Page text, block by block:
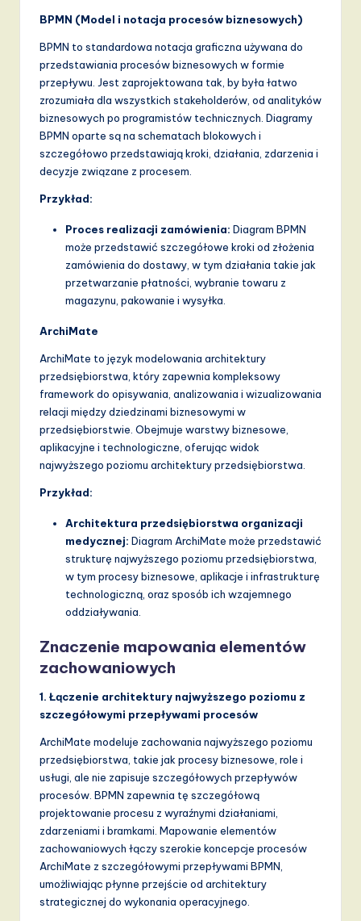
o
w
D
it
ti
o
BPMN (Model i notacja procesów biznesowych)
BPMN to standardowa notacja graficzna używana do
przedstawiania procesów biznesowych w formie
przepływu. Jest zaprojektowana tak, by była łatwo
zrozumiała dla wszystkich stakeholderów, od analityków
biznesowych po programistów technicznych. Diagramy
BPMN oparte są na schematach blokowych i
szczegółowo przedstawiają kroki, działania, zdarzenia i
decyzje związane z procesem.
Przykład:
Proces realizacji zamówienia: Diagram BPMN
może przedstawić szczegółowe kroki od złożenia
zamówienia do dostawy, w tym działania takie jak
przetwarzanie płatności, wybranie towaru z
magazynu, pakowanie i wysyłka.
ArchiMate
ArchiMate to język modelowania architektury
przedsiębiorstwa, który zapewnia kompleksowy
framework do opisywania, analizowania i wizualizowania
relacji między dziedzinami biznesowymi w
przedsiębiorstwie. Obejmuje warstwy biznesowe,
aplikacyjne i technologiczne, oferując widok
najwyższego poziomu architektury przedsiębiorstwa.
Przykład:
Architektura przedsiębiorstwa organizacji
medycznej: Diagram ArchiMate może przedstawić
strukturę najwyższego poziomu przedsiębiorstwa,
w tym procesy biznesowe, aplikacje i infrastrukturę
technologiczną, oraz sposób ich wzajemnego
oddziaływania.
Znaczenie mapowania elementów
zachowaniowych
1. Łączenie architektury najwyższego poziomu z
szczegółowymi przepływami procesów
ArchiMate modeluje zachowania najwyższego poziomu
przedsiębiorstwa, takie jak procesy biznesowe, role i
usługi, ale nie zapisuje szczegółowych przepływów
procesów. BPMN zapewnia tę szczegółową
projektowanie procesu z wyraźnymi działaniami,
zdarzeniami i bramkami. Mapowanie elementów
zachowaniowych łączy szerokie koncepcje procesów
ArchiMate z szczegółowymi przepływami BPMN,
umożliwiając płynne przejście od architektury
strategicznej do wykonania operacyjnego.